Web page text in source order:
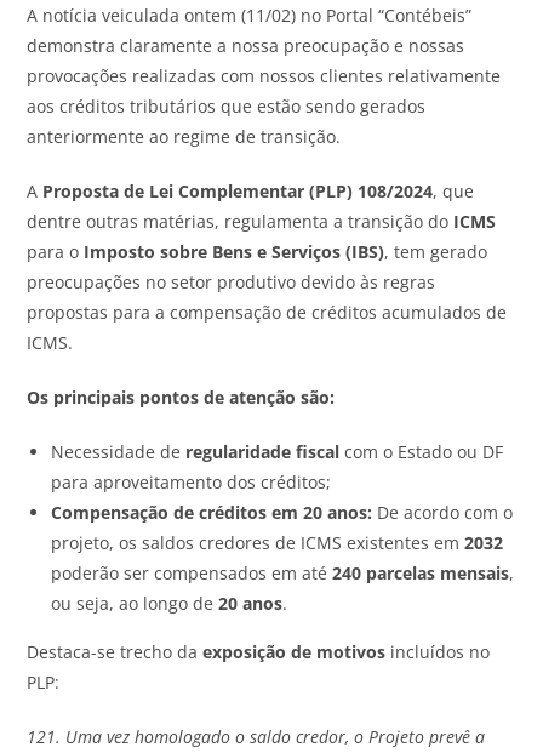
A notícia veiculada ontem (11/02) no Portal “Contébeis”
demonstra claramente a nossa preocupação e nossas
provocações realizadas com nossos clientes relativamente
aos créditos tributários que estão sendo gerados
anteriormente ao regime de transição.
A Proposta de Lei Complementar (PLP) 108/2024, que
dentre outras matérias, regulamenta a transição do ICMS
para o Imposto sobre Bens e Serviços (IBS), tem gerado
preocupações no setor produtivo devido às regras
propostas para a compensação de créditos acumulados de
ICMS.
Os principais pontos de atenção são:
Necessidade de regularidade fiscalcom o Estado ou DF
para aproveitamento dos créditos;
Compensação de créditos em 20 anos: De acordo com o
projeto, os saldos credores de ICMS existentes em2032
poderão ser compensados em até240 parcelas mensais,
ou seja, ao longo de20 anos.
Destaca-se trecho daexposição de motivos incluídos no
PLP:
121. Uma vez homologado o saldo credor, o Projeto prevê a